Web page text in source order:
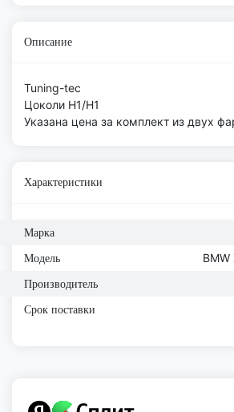
Описание
Tuning-tec
Цоколи Н1/H1
Указана цена за комплект из двух
Характеристики
Марка
Модель
Производитель
Срок поставки